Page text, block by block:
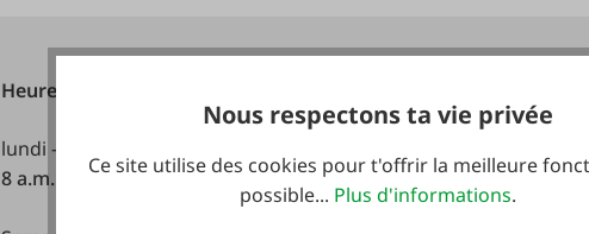
Heures d'ouverture:
lundi - vendredi:
8 a.m. - 5 p.m
Nous respectons ta vie privée
Ce site utilise des cookies pour t'offrir la meilleure
possible... Plus d'informations.